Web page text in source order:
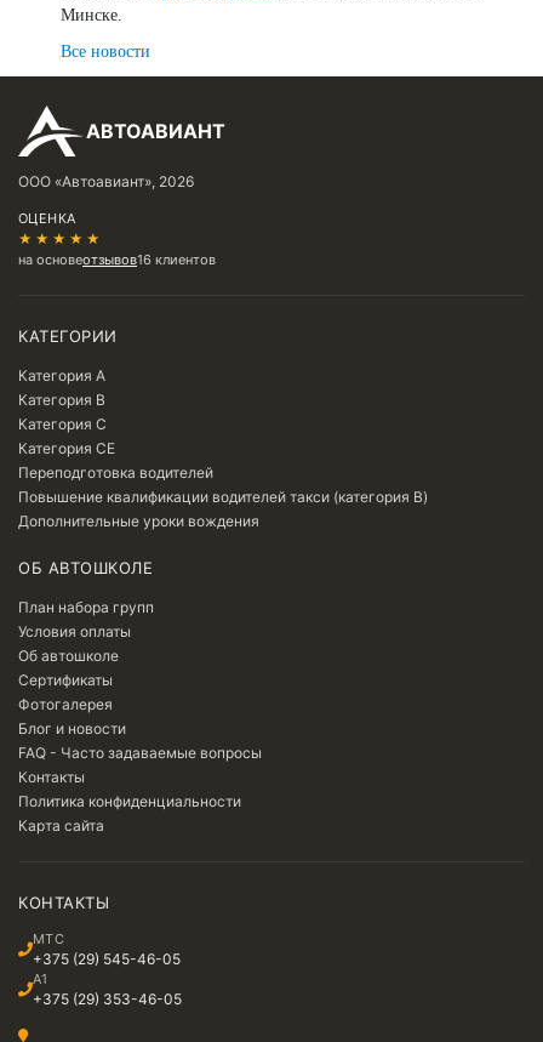
Минске.
Все новости
АВТОАВИАНТ
ООО «Автоавиант», 2026
ОЦЕНКА
★★★★★
на основеотзывов16 клиентов
КАТЕГОРИИ
Категория A
Категория B
Категория C
Категория CE
Переподготовка водителей
Повышение квалификации водителей такси (категория B)
Дополнительные уроки вождения
ОБ АВТОШКОЛЕ
План набора групп
Условия оплаты
Об автошколе
Сертификаты
Фотогалерея
Блог и новости
FAQ - Часто задаваемые вопросы
Контакты
Политика конфиденциальности
Карта сайта
КОНТАКТЫ
МТС
+375 (29) 545-46-05
A1
+375 (29) 353-46-05